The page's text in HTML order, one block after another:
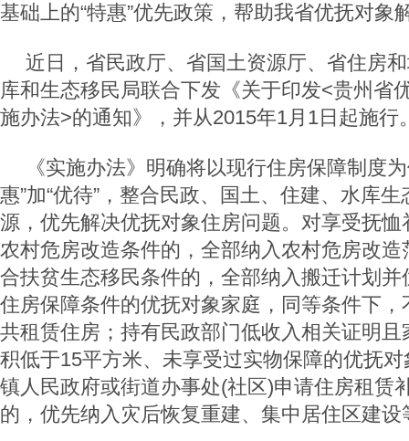
基础上的“特惠”优先政策，帮助我省优抚对象
近日，省民政厅、省国土资源厅、省住房
库和生态移民局联合下发《关于印发<贵州省
施办法>的通知》，并从2015年1月1日起施行
《实施办法》明确将以现行住房保障制度
惠”加“优待”，整合民政、国土、住建、水库
源，优先解决优抚对象住房问题。对享受抚
农村危房改造条件的，全部纳入农村危房改
合扶贫生态移民条件的，全部纳入搬迁计划
住房保障条件的优抚对象家庭，同等条件下
共租赁住房；持有民政部门低收入相关证明
积低于15平方米、未享受过实物保障的优抚
镇人民政府或街道办事处(社区)申请住房租赁
的，优先纳入灾后恢复重建、集中居住区建设